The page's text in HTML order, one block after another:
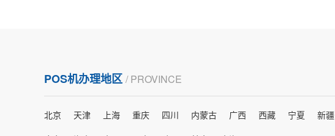
严先生 广西南宁
快很稳定，大家可以放心使用！
POS机办理地区 / PROVINCE
北京 天津 上海 重庆 四川 内蒙古 广西 西藏 宁夏 新疆